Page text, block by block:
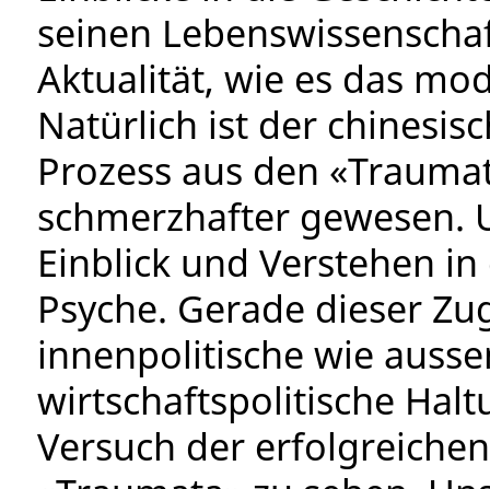
seinen
Aktualität, wie es das
Natürlich ist der
Prozess aus den
schmerzhafter gewesen.
Einblick und Verstehen
Psyche. Gerade dieser
innenpolitische wie
wirtschaftspolitische
Versuch der